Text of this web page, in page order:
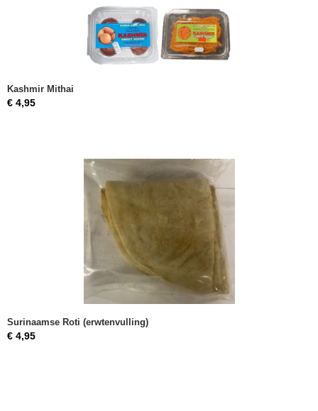
Kashmir Mithai
€ 4,95
Surinaamse Roti (erwtenvulling)
€ 4,95